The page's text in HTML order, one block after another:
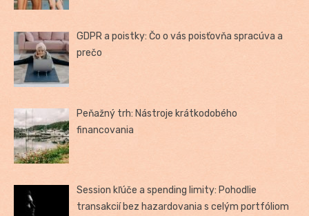
GDPR a poistky: Čo o vás poisťovňa spracúva a
prečo
Peňažný trh: Nástroje krátkodobého
financovania
Session kľúče a spending limity: Pohodlie
transakcií bez hazardovania s celým portfóliom